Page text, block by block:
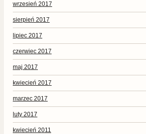
wrzesień 2017
sierpień 2017
lipiec 2017
czerwiec 2017
maj 2017
kwiecień 2017
marzec 2017
luty 2017
kwiecień 2011